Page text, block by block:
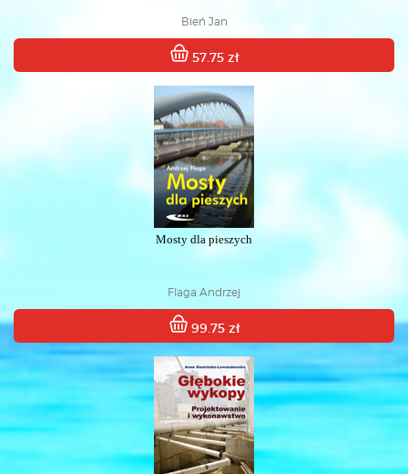
Bień Jan
57.75 zł
Mosty dla pieszych
Flaga Andrzej
99.75 zł